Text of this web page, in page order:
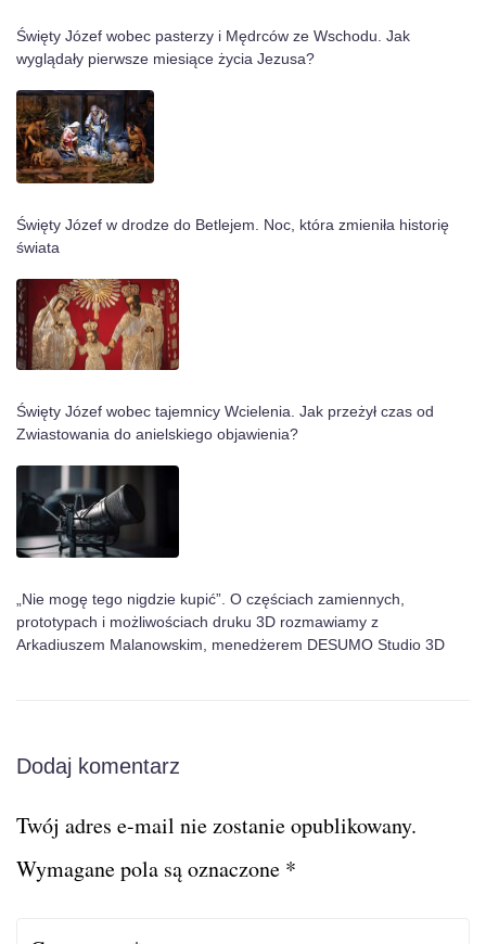
Święty Józef wobec pasterzy i Mędrców ze Wschodu. Jak
wyglądały pierwsze miesiące życia Jezusa?
Święty Józef w drodze do Betlejem. Noc, która zmieniła historię
świata
Święty Józef wobec tajemnicy Wcielenia. Jak przeżył czas od
Zwiastowania do anielskiego objawienia?
„Nie mogę tego nigdzie kupić”. O częściach zamiennych,
prototypach i możliwościach druku 3D rozmawiamy z
Arkadiuszem Malanowskim, menedżerem DESUMO Studio 3D
Dodaj komentarz
Twój adres e-mail nie zostanie opublikowany.
Wymagane pola są oznaczone *